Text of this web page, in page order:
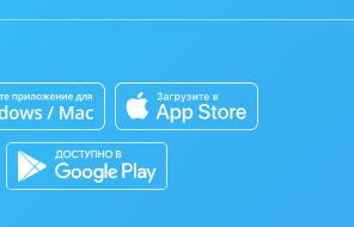
декор
и управленческие услуги
спорт, шоу-бизнес